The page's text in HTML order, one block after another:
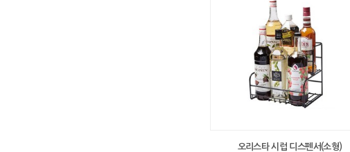
오리스타 시럽 디스펜서(소형)